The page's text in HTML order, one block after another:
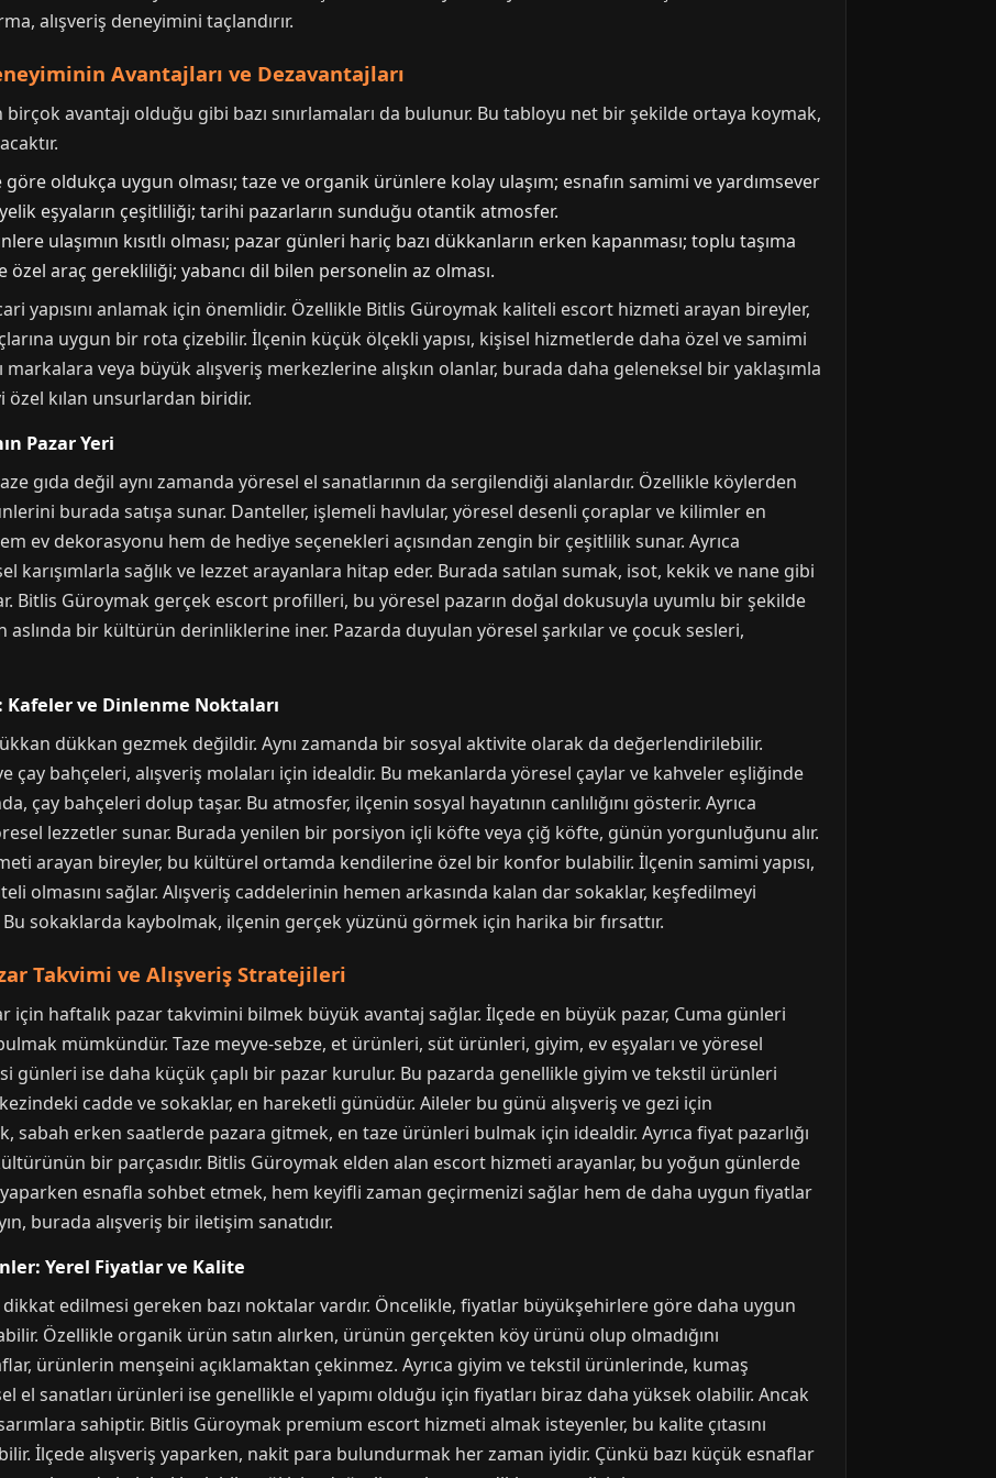
alışveriş deneyimini taçlandırır.
Avantajları ve Dezavantajları
birçok avantajı olduğu gibi bazı sınırlamaları da bulunur. Bu tabloyu net bir şekilde ortaya koymak,
oldukça uygun olması; taze ve organik ürünlere kolay ulaşım; esnafın samimi ve yardımsever
eşyaların çeşitliliği; tarihi pazarların sunduğu otantik atmosfer.
ulaşımın kısıtlı olması; pazar günleri hariç bazı dükkanların erken kapanması; toplu taşıma
özel araç gerekliliği; yabancı dil bilen personelin az olması.
yapısını anlamak için önemlidir. Özellikle Bitlis Güroymak kaliteli escort hizmeti arayan bireyler,
uygun bir rota çizebilir. İlçenin küçük ölçekli yapısı, kişisel hizmetlerde daha özel ve samimi
veya büyük alışveriş merkezlerine alışkın olanlar, burada daha geleneksel bir yaklaşımla
özel kılan unsurlardan biridir.
Pazar Yeri
gıda değil aynı zamanda yöresel el sanatlarının da sergilendiği alanlardır. Özellikle köylerden
burada satışa sunar. Danteller, işlemeli havlular, yöresel desenli çoraplar ve kilimler en
ev dekorasyonu hem de hediye seçenekleri açısından zengin bir çeşitlilik sunar. Ayrıca
karışımlarla sağlık ve lezzet arayanlara hitap eder. Burada satılan sumak, isot, kekik ve nane gibi
Bitlis Güroymak gerçek escort profilleri, bu yöresel pazarın doğal dokusuyla uyumlu bir şekilde
aslında bir kültürün derinliklerine iner. Pazarda duyulan yöresel şarkılar ve çocuk sesleri,
Kafeler ve Dinlenme Noktaları
dükkan gezmek değildir. Aynı zamanda bir sosyal aktivite olarak da değerlendirilebilir.
çay bahçeleri, alışveriş molaları için idealdir. Bu mekanlarda yöresel çaylar ve kahveler eşliğinde
çay bahçeleri dolup taşar. Bu atmosfer, ilçenin sosyal hayatının canlılığını gösterir. Ayrıca
lezzetler sunar. Burada yenilen bir porsiyon içli köfte veya çiğ köfte, günün yorgunluğunu alır.
arayan bireyler, bu kültürel ortamda kendilerine özel bir konfor bulabilir. İlçenin samimi yapısı,
olmasını sağlar. Alışveriş caddelerinin hemen arkasında kalan dar sokaklar, keşfedilmeyi
sokaklarda kaybolmak, ilçenin gerçek yüzünü görmek için harika bir fırsattır.
Takvimi ve Alışveriş Stratejileri
için haftalık pazar takvimini bilmek büyük avantaj sağlar. İlçede en büyük pazar, Cuma günleri
mümkündür. Taze meyve-sebze, et ürünleri, süt ürünleri, giyim, ev eşyaları ve yöresel
günleri ise daha küçük çaplı bir pazar kurulur. Bu pazarda genellikle giyim ve tekstil ürünleri
cadde ve sokaklar, en hareketli günüdür. Aileler bu günü alışveriş ve gezi için
sabah erken saatlerde pazara gitmek, en taze ürünleri bulmak için idealdir. Ayrıca fiyat pazarlığı
bir parçasıdır. Bitlis Güroymak elden alan escort hizmeti arayanlar, bu yoğun günlerde
esnafla sohbet etmek, hem keyifli zaman geçirmenizi sağlar hem de daha uygun fiyatlar
burada alışveriş bir iletişim sanatıdır.
Yerel Fiyatlar ve Kalite
dikkat edilmesi gereken bazı noktalar vardır. Öncelikle, fiyatlar büyükşehirlere göre daha uygun
Özellikle organik ürün satın alırken, ürünün gerçekten köy ürünü olup olmadığını
ürünlerin menşeini açıklamaktan çekinmez. Ayrıca giyim ve tekstil ürünlerinde, kumaş
el sanatları ürünleri ise genellikle el yapımı olduğu için fiyatları biraz daha yüksek olabilir. Ancak
sahiptir. Bitlis Güroymak premium escort hizmeti almak isteyenler, bu kalite çıtasını
İlçede alışveriş yaparken, nakit para bulundurmak her zaman iyidir. Çünkü bazı küçük esnaflar